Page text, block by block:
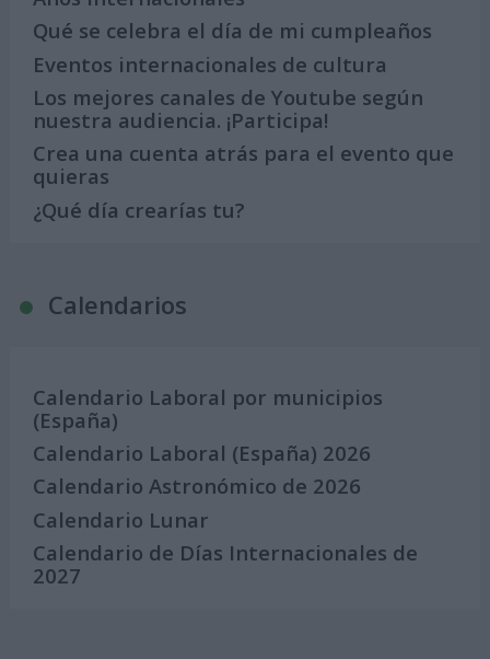
Qué se celebra el día de mi cumpleaños
Eventos internacionales de cultura
Los mejores canales de Youtube según
nuestra audiencia. ¡Participa!
Crea una cuenta atrás para el evento que
quieras
¿Qué día crearías tu?
Calendarios
Calendario Laboral por municipios
(España)
Calendario Laboral (España) 2026
Calendario Astronómico de 2026
Calendario Lunar
Calendario de Días Internacionales de
2027